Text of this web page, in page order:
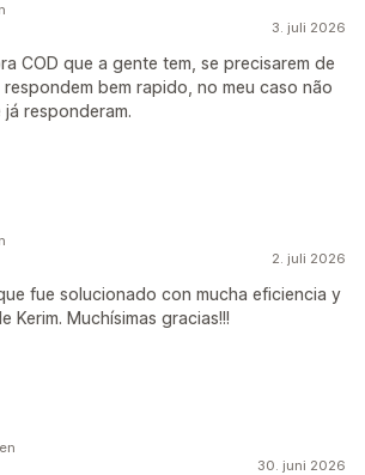
3. juli 2026
COD que a gente tem, se precisarem de
bem rapido, no meu caso não
responderam.
2. juli 2026
fue solucionado con mucha eficiencia y
Kerim. Muchísimas gracias!!!
30. juni 2026